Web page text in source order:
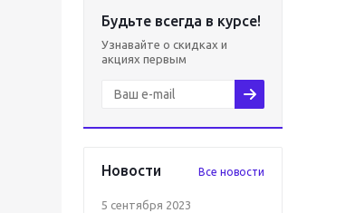
Будьте всегда в курсе!
Узнавайте о скидках и
акциях первым
Новости Все новости
5 сентября 2023